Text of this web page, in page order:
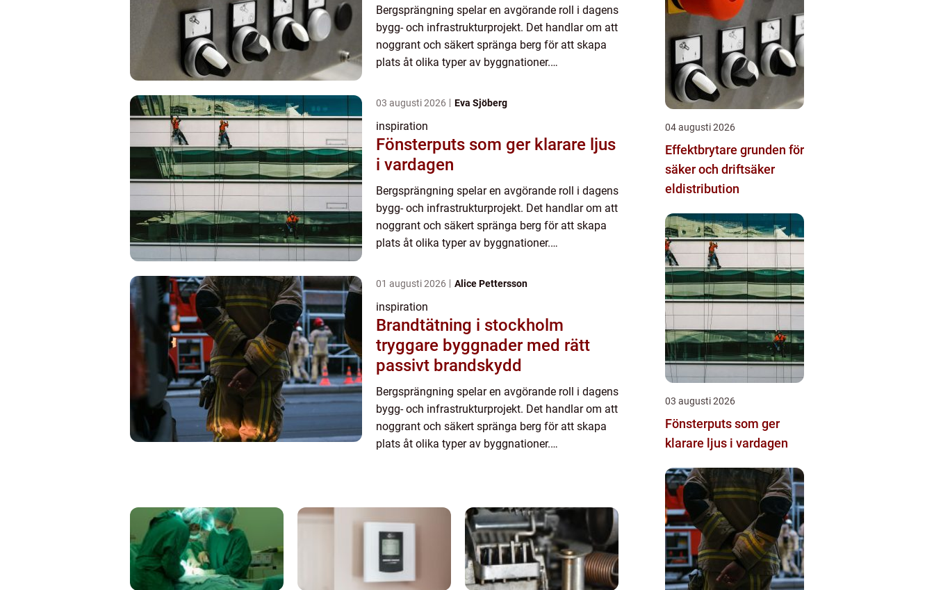
Bergsprängning spelar en avgörande roll i dagens
bygg- och infrastrukturprojekt. Det handlar om att
noggrant och säkert spränga berg för att skapa
plats åt olika typer av byggnationer.
03 augusti 2026 Eva Sjöberg
inspiration
Fönsterputs som ger klarare ljus
i vardagen
Bergsprängning spelar en avgörande roll i dagens
bygg- och infrastrukturprojekt. Det handlar om att
noggrant och säkert spränga berg för att skapa
plats åt olika typer av byggnationer.
01 augusti 2026 Alice Pettersson
inspiration
Brandtätning i stockholm
tryggare byggnader med rätt
passivt brandskydd
Bergsprängning spelar en avgörande roll i dagens
bygg- och infrastrukturprojekt. Det handlar om att
noggrant och säkert spränga berg för att skapa
plats åt olika typer av byggnationer.
04 augusti 2026
Effektbrytare grunden för
säker och driftsäker
eldistribution
03 augusti 2026
Fönsterputs som ger
klarare ljus i vardagen